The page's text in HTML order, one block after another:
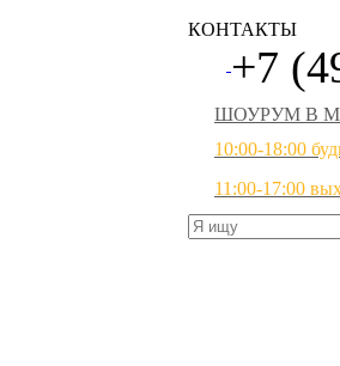
КОНТАКТЫ
+7
ШОУРУМ В
10:00-18:00
11:00-17:00